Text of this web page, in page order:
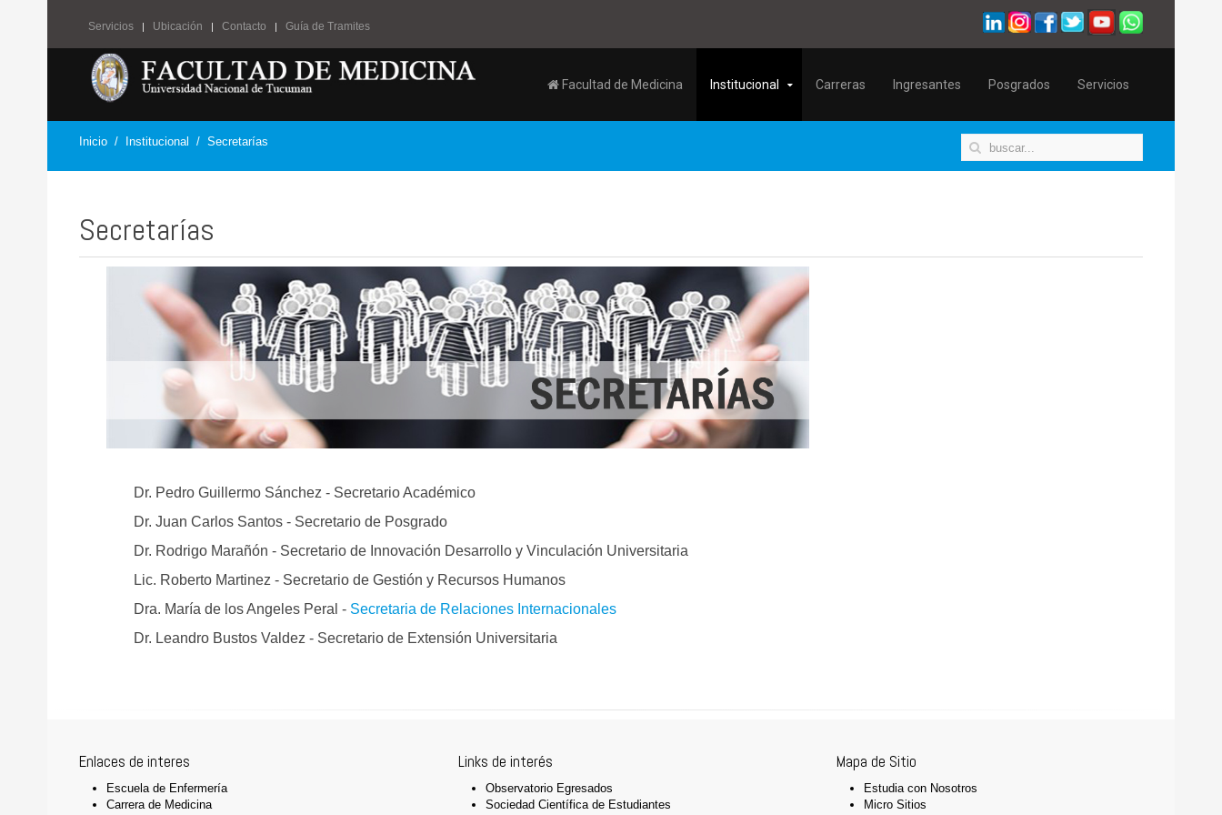
Servicios Ubicación Contacto Guía de Tramites
Facultad de Medicina Institucional Carreras Ingresantes Posgrados Servicios
Inicio Institucional Secretarías
Secretarías
Dr. Pedro Guillermo Sánchez - Secretario Académico
Dr. Juan Carlos Santos - Secretario de Posgrado
Dr. Rodrigo Marañón - Secretario de Innovación Desarrollo y Vinculación Universitaria
Lic. Roberto Martinez - Secretario de Gestión y Recursos Humanos
Dra. María de los Angeles Peral - Secretaria de Relaciones Internacionales
Dr. Leandro Bustos Valdez - Secretario de Extensión Universitaria
Enlaces de interes
Escuela de Enfermería
Carrera de Medicina
Links de interés
Observatorio Egresados
Sociedad Científica de Estudiantes
Mapa de Sitio
Estudia con Nosotros
Micro Sitios